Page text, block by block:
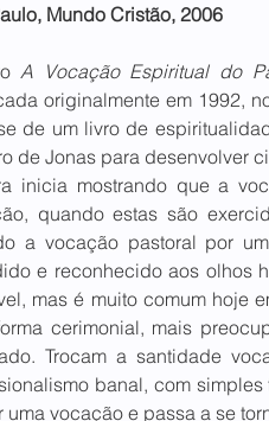
Mundo Cristão, 2006
A Vocação Espiritual do
originalmente em 1992,
de um livro de
de Jonas para desenvolver
inicia mostrando que a
quando estas são
a vocação pastoral por
e reconhecido aos olhos
mas é muito comum hoje
cerimonial, mais
Trocam a santidade
banal, com
uma vocação e passa a se